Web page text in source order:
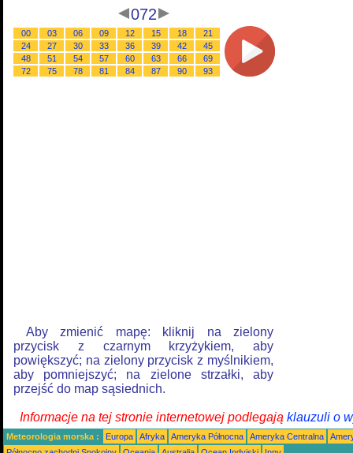
072
00 03 06 09 12 15 18
21
24
27 30 33 36 39 42
45
48
51 54 57 60 63 66
69
72
75 78 81 84 87 90 93
Aby zmienić mapę: kliknij na zielony
przycisk z czarnym krzyżykiem, aby
powiększyć; na zielony przycisk z myślnikiem,
aby pomniejszyć; na zielone strzałki, aby
przejść do map sąsiednich.
Informacje na tej stronie internetowej podlegają klauzuli o
Meteorologia morska : Europa Afryka Ameryka Północna Ameryka Centralna